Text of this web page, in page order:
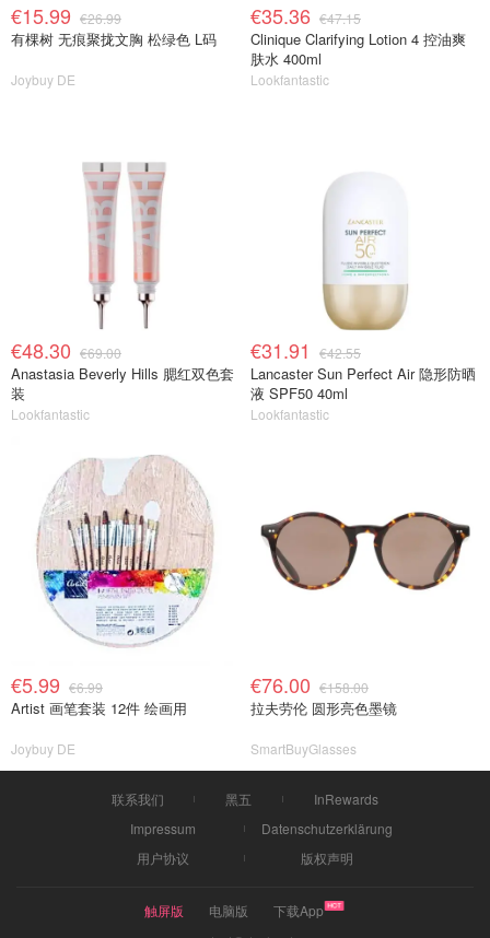
€15.99 €26.99
有棵树 无痕聚拢文胸 松绿色 L码
Joybuy DE
€35.36 €47.15
Clinique Clarifying Lotion 4 控油爽
肤水 400ml
Lookfantastic
€48.30 €69.00
Anastasia Beverly Hills 腮红双色套
装
Lookfantastic
€31.91 €42.55
Lancaster Sun Perfect Air 隐形防晒
液 SPF50 40ml
Lookfantastic
€5.99 €6.99
Artist 画笔套装 12件 绘画用
Joybuy DE
€76.00 €158.00
拉夫劳伦 圆形亮色墨镜
SmartBuyGlasses
联系我们 黑五
InRewards
Impressum
Datenschutzerklärung
用户协议
版权声明
触屏版 电脑版
下载App